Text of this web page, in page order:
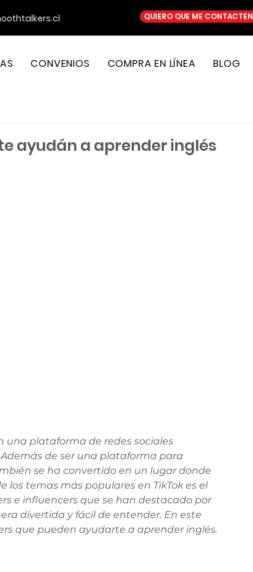
QUIERO QUE ME CONTACTEN
CONVENIOS COMPRA EN LÍNEA BLOG
ayudán a aprender inglés
una plataforma de redes sociales
de ser una plataforma para
se ha convertido en un lugar donde
los temas más populares en TikTok es el
e influencers que se han destacado por
divertida y fácil de entender. En este
que pueden ayudarte a aprender inglés.